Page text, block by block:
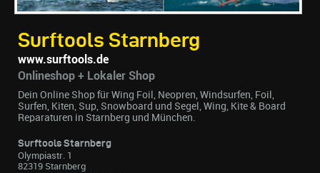
Surftools Starnberg
www.surftools.de
Onlineshop + Lokaler Shop
Dein Online Shop für Wing Foil, Neopren, Windsurfen, Foil,
Surfen, Kiten, Sup, Snowboard und Segel, Wing, Kite & Board
Reparaturen in Starnberg und München.
Surftools Starnberg
Olympiastr. 1
82319 Starnberg